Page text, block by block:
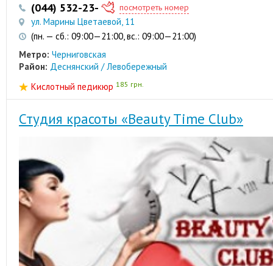
(044) 532-23-36 (066) 529-46-39
посмотреть номер
ул. Марины Цветаевой, 11
(пн. — сб.: 09:00—21:00, вс.: 09:00—21:00)
Метро: Черниговская
Район: Деснянский / Левобережный
Кислотный педикюр 185 грн.
Студия красоты «Beauty Time Club»